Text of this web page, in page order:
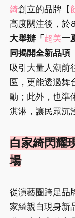
綺創立的品牌【
高度關注後，於
大舉辦「超美一
同揭開全新品項
吸引大量人潮前
區，更能透過舞
動；此外，也準
淇淋，讓民眾沉
白家綺閃耀
場
從演藝圈跨足品
家綺親自現身新